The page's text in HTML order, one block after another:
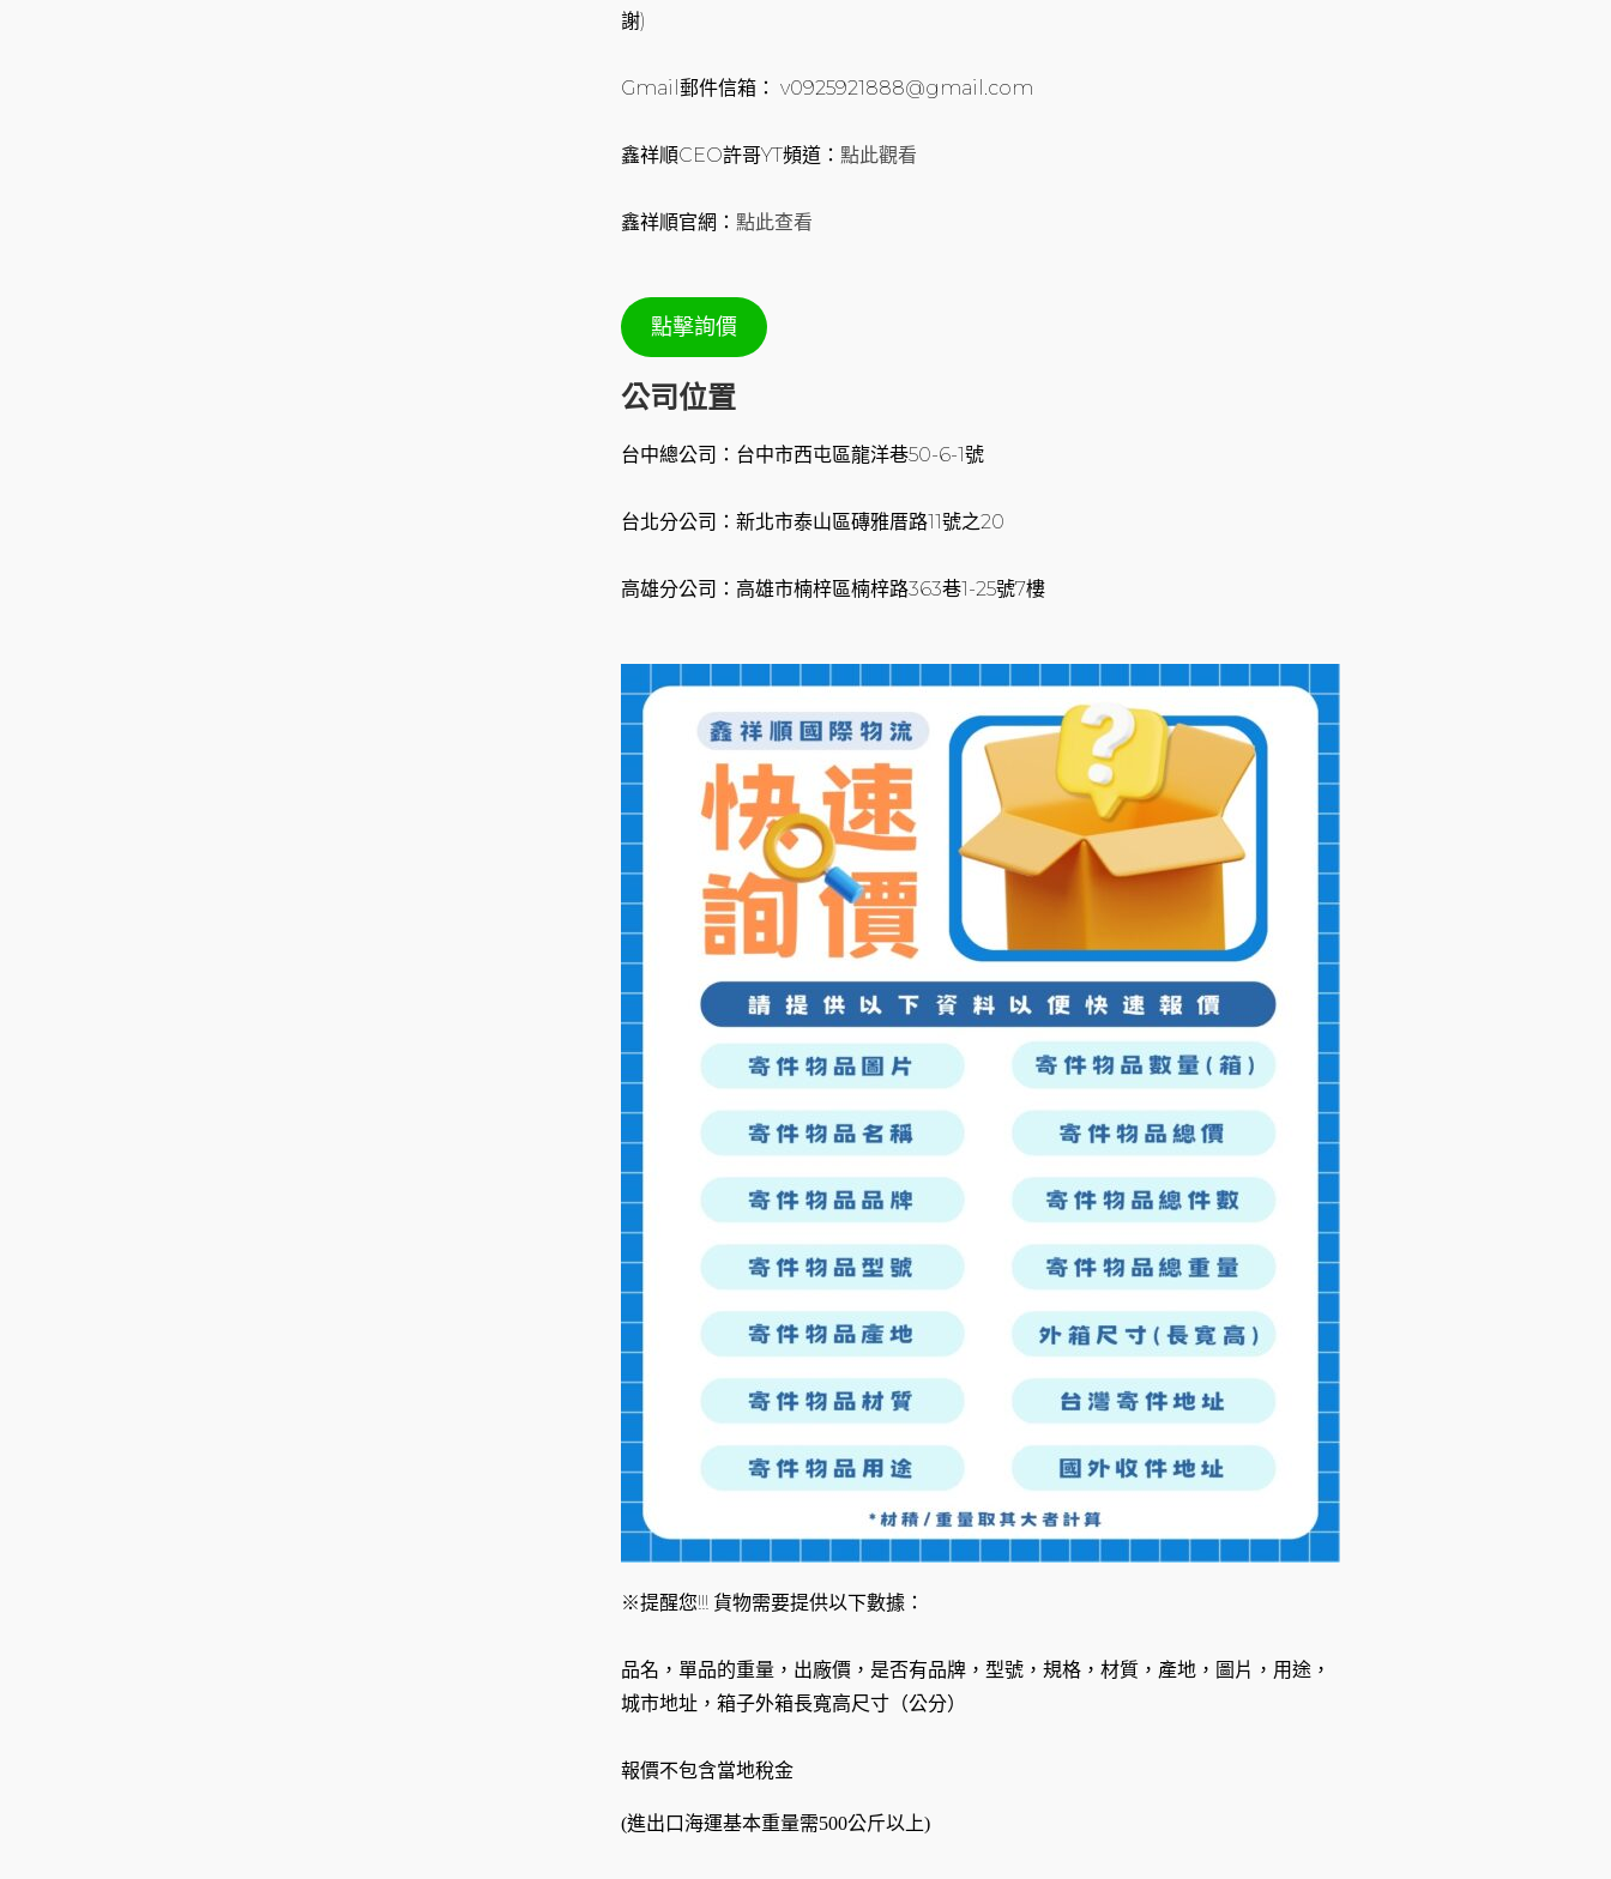
謝)
Gmail郵件信箱： v0925921888@gmail.com
鑫祥順CEO許哥YT頻道： 點此觀看
鑫祥順官網： 點此查看
點擊詢價
公司位置
台中總公司：台中市西屯區龍洋巷50-6-1號
台北分公司：新北市泰山區磚雅厝路11號之20
高雄分公司：高雄市楠梓區楠梓路363巷1-25號7樓
※提醒您!!! 貨物需要提供以下數據：
品名，單品的重量，出廠價，是否有品牌，型號，規格，材質，產地，圖片，用途，
城市地址，箱子外箱長寬高尺寸（公分）
報價不包含當地稅金
(進出口海運基本重量需500公斤以上)